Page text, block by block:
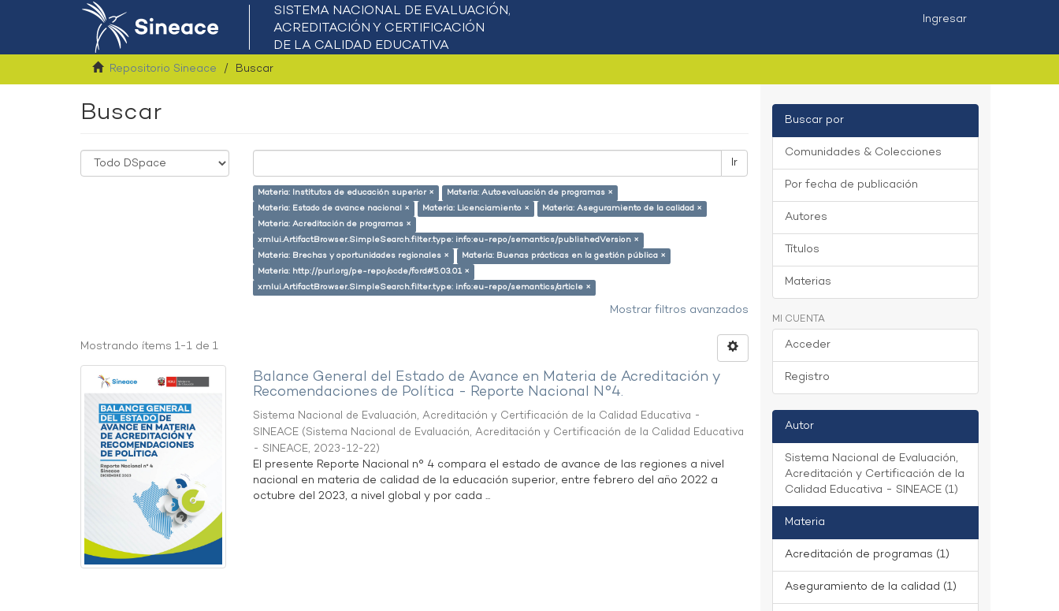
Ingresar
Repositorio Sineace Buscar
Buscar
Ir
Materia: Institutos de educación superior ×
Materia: Autoevaluación de programas ×
Materia: Estado de avance nacional ×
Materia: Licenciamiento ×
Materia: Aseguramiento de la calidad ×
Materia: Acreditación de programas ×
xmlui.ArtifactBrowser.SimpleSearch.filter.type: info:eu-repo/semantics/publishedVersion ×
Materia: Brechas y oportunidades regionales ×
Materia: Buenas prácticas en la gestión pública ×
Materia: http://purl.org/pe-repo/ocde/ford#5.03.01 ×
xmlui.ArtifactBrowser.SimpleSearch.filter.type: info:eu-repo/semantics/article ×
Mostrar filtros avanzados
Mostrando ítems 1-1 de 1
Balance General del Estado de Avance en Materia de Acreditación y
Recomendaciones de Política - Reporte Nacional N°4.
Sistema Nacional de Evaluación, Acreditación y Certificación de la Calidad Educativa -
SINEACE (Sistema Nacional de Evaluación, Acreditación y Certificación de la Calidad Educativa
- SINEACE, 2023-12-22)
El presente Reporte Nacional n° 4 compara el estado de avance de las regiones a nivel
nacional en materia de calidad de la educación superior, entre febrero del año 2022 a
octubre del 2023, a nivel global y por cada ...
Buscar por
Comunidades & Colecciones
Por fecha de publicación
Autores
Títulos
Materias
MI CUENTA
Acceder
Registro
Autor
Sistema Nacional de Evaluación,
Acreditación y Certificación de la
Calidad Educativa - SINEACE (1)
Materia
Acreditación de programas (1)
Aseguramiento de la calidad (1)